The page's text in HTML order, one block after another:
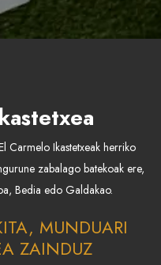
Carmelo Ikastetxeak herriko
zabalago batekoak ere,
Bedia edo Galdakao.
MUNDUARI
ZAINDUZ